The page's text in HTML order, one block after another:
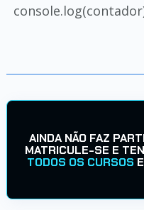
AINDA NÃO FAZ
MATRICULE-SE E
TODOS OS CURSOS